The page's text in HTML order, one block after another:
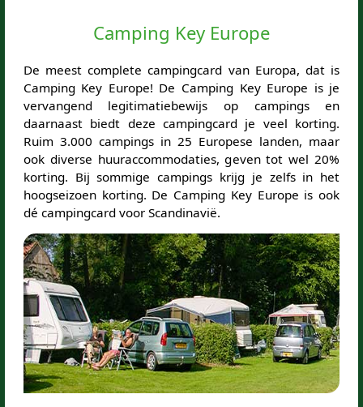
Camping Key Europe
De meest complete campingcard van Europa, dat is
Camping Key Europe! De Camping Key Europe is je
vervangend legitimatiebewijs op campings en
daarnaast biedt deze campingcard je veel korting.
Ruim 3.000 campings in 25 Europese landen, maar
ook diverse huuraccommodaties, geven tot wel 20%
korting. Bij sommige campings krijg je zelfs in het
hoogseizoen korting. De Camping Key Europe is ook
dé campingcard voor Scandinavië.